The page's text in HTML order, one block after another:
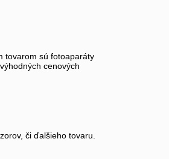
tovarom sú fotoaparáty
cenových
či ďalšieho tovaru.